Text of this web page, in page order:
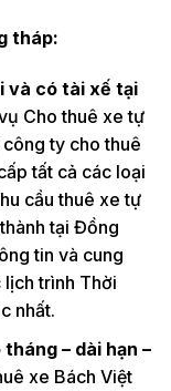
tháp:
và có tài xế tại
Cho thuê xe tự
ty cho thuê
tất cả các loại
cầu thuê xe tự
tại Đồng
tin và cung
trình Thời
nhất.
– dài hạn –
xe Bách Việt